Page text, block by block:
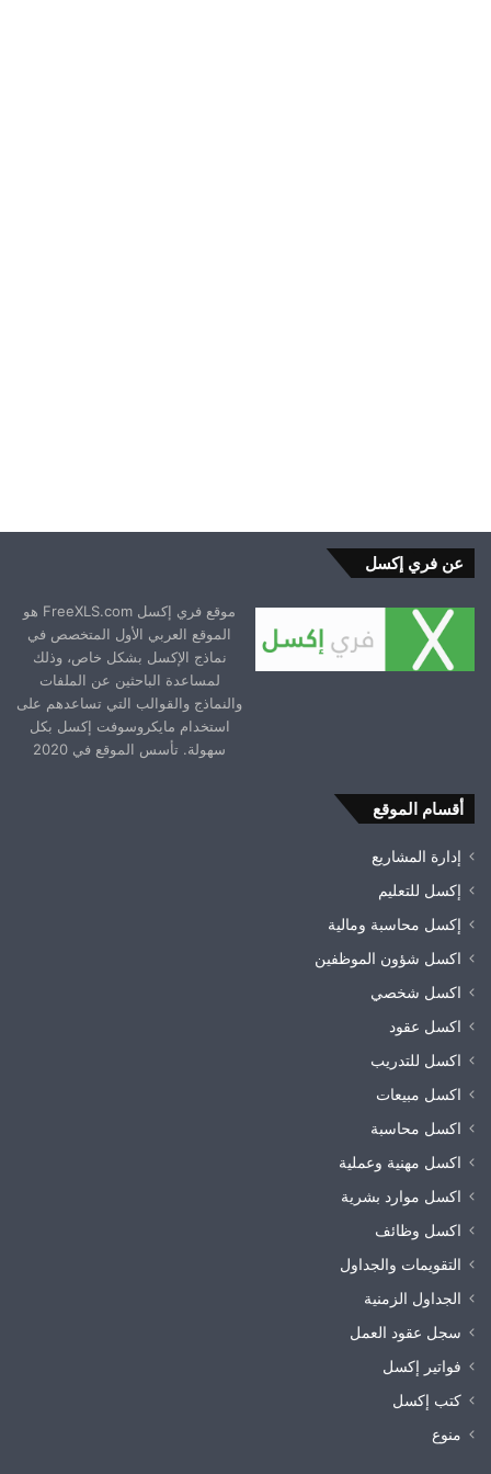
عن فري إكسل
موقع فري إكسل FreeXLS.com هو
الموقع العربي الأول المتخصص في
نماذج الإكسل بشكل خاص، وذلك
لمساعدة الباحثين عن الملفات
والنماذج والقوالب التي تساعدهم على
استخدام مايكروسوفت إكسل بكل
سهولة. تأسس الموقع في 2020
أقسام الموقع
إدارة المشاريع
إكسل للتعليم
إكسل محاسبة ومالية
اكسل شؤون الموظفين
اكسل شخصي
اكسل عقود
اكسل للتدريب
اكسل مبيعات
اكسل محاسبة
اكسل مهنية وعملية
اكسل موارد بشرية
اكسل وظائف
التقويمات والجداول
الجداول الزمنية
سجل عقود العمل
فواتير إكسل
كتب إكسل
منوع